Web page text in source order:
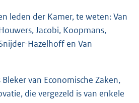
leden der Kamer, te weten: Van
Jacobi, Koopmans,
Hazelhoff en Van
van Economische Zaken,
die vergezeld is van enkele